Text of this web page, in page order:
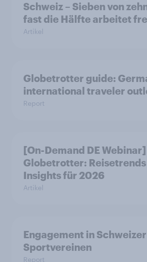
Schweiz – Sieben von
fast die Hälfte arbeitet
Artikel
Globetrotter guide:
international traveler
Report
[On-Demand DE
Globetrotter:
Insights für 2026
Artikel
Engagement in Schweizer
Sportvereinen
Report